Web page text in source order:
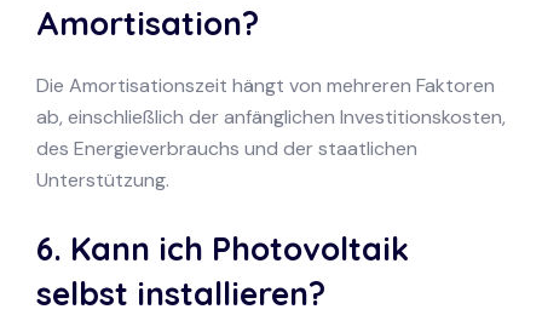
Amortisation?
Die Amortisationszeit hängt von mehreren Faktoren
ab, einschließlich der anfänglichen Investitionskosten,
des Energieverbrauchs und der staatlichen
Unterstützung.
6. Kann ich Photovoltaik
selbst installieren?